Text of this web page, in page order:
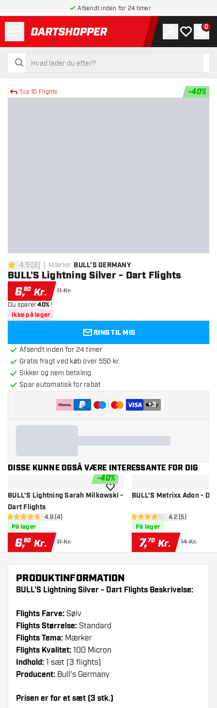
Afsendt inden for 24 timer
tilbage til forsiden
søg
søg
Konto
Min 0
Top 10 Flights -40%
4.5 bedømmelsesstjerner
4.5[2] Mærke: BULL'S GERMANY
BULL'S Lightning Silver - Dart Flights
6,60 Kr. 11 Kr.
Du sparer40%!
Ikke på lager
RING TIL MIG
Afsendt inden for 24 timer
Gratis fragt ved køb over 550 kr.
Sikker og nem betaling
Spar automatisk for rabat
+3
DISSE KUNNE OGSÅ VÆRE INTERESSANTE FOR DIG
-40%
BULL'S Lightning Sarah Milkowski -
Dart Flights
åbn anmeldelsespanel
4.8 bedømmelsesstjerner
4.8 (4)
På lager
6,60 Kr. 11 Kr.
tilføje til ønskeliste
BULL'S Metrixx Adon -
åbn
4.2 bedømmelsesstjerner
4.2 (5)
På lager
7,70 Kr. 14 Kr.
PRODUKTINFORMATION
BULL'S Lightning Silver - Dart Flights Beskrivelse:
Flights Farve: Sølv
Flights Størrelse: Standard
Flights Tema: Mærker
Flights Kvalitet: 100 Micron
Indhold: 1 sæt (3 flights)
Producent: Bull's Germany
Prisen er for et sæt (3 stk.)